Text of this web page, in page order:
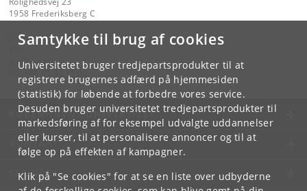
Samtykke til brug af cookies
Universitetet bruger tredjepartsprodukter til at
registrere brugernes adfærd på hjemmesiden
(statistik) for løbende at forbedre vores service.
Desuden bruger universitetet tredjepartsprodukter til
markedsføring af for eksempel udvalgte uddannelser
eller kurser, til at personalisere annoncer og til at
følge op på effekten af kampagner.
Klik på "Se cookies" for at se en liste over udbyderne
1958 Frederiksberg C
Kontakt:
ign @ign. ku.dk
KØBENHAVNS UNIVERSITET
KONTAKT
SERVICES